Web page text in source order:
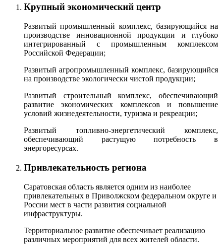
Крупный экономический центр
Развитый промышленный комплекс, базирующийся на
производстве инновационной продукции и глубоко
интегрированный с промышленным комплексом
Российской Федерации;
Развитый агропромышленный комплекс, базирующийся
на производстве экологически чистой продукции;
Развитый строительный комплекс, обеспечивающий
развитие экономических комплексов и повышение
условий жизнедеятельности, туризма и рекреации;
Развитый топливно-энергетический комплекс,
обеспечивающий растущую потребность в
энергоресурсах.
Привлекательность региона
Саратовская область является одним из наиболее
привлекательных в Приволжском федеральном округе и
России мест в части развития социальной
инфраструктуры.
Территориальное развитие обеспечивает реализацию
различных мероприятий для всех жителей области.